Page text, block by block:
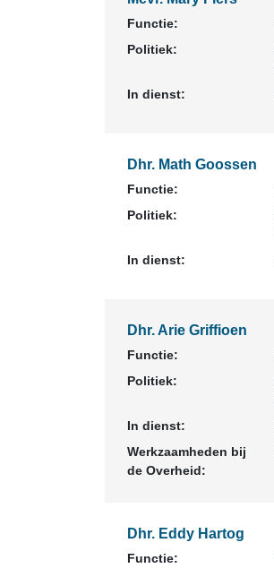
Functie:
Politiek:
In dienst:
Dhr. Math Goossen
Functie:
Politiek:
In dienst:
Dhr. Arie Griffioen
Functie:
Politiek:
In dienst:
Werkzaamheden bij
de Overheid:
Dhr. Eddy Hartog
Functie: